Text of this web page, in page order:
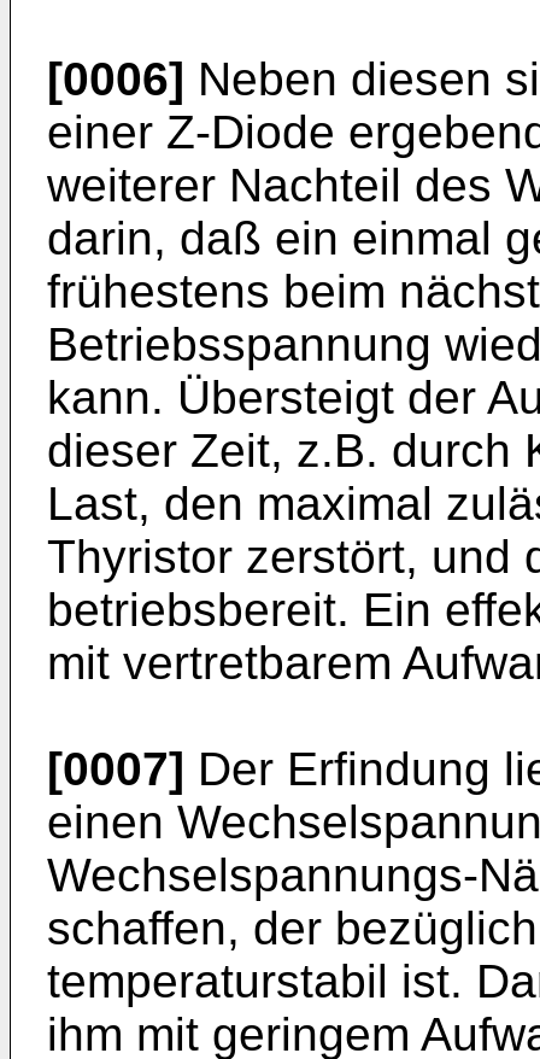
[0006] Neben diesen
einer Z-Diode
weiterer Nachteil des
darin, daß ein einmal
frühestens beim
Betriebsspannung
kann. Übersteigt der
dieser Zeit, z.B. durch
Last, den maximal
Thyristor zerstört, und
betriebsbereit. Ein
mit vertretbarem
[0007] Der Erfindung
einen
Wechselspannungs-­
schaffen, der
temperaturstabil ist.
ihm mit geringem